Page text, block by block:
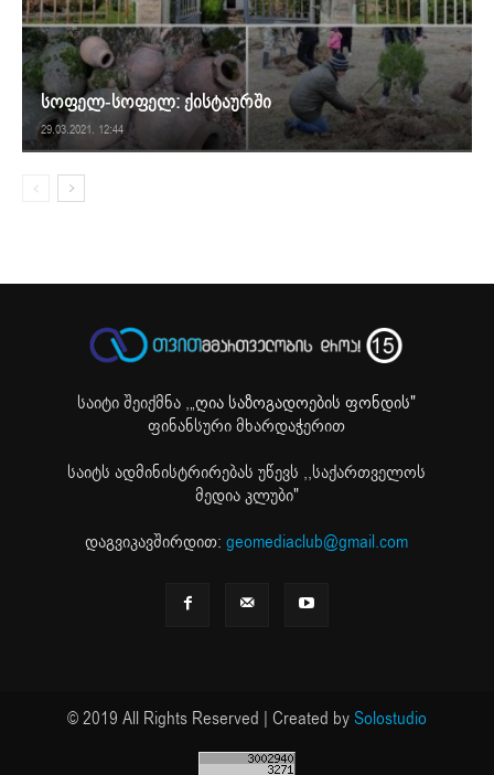
სოფელ-სოფელ: ქისტაურში
29.03.2021. 12:44
საიტი შეიქმნა ,„ღია საზოგადოების ფონდის"
ფინანსური მხარდაჭერით
საიტს ადმინისტრირებას უწევს ,,საქართველოს
მედია კლუბი"
დაგვიკავშირდით:geomediaclub@gmail.com
© 2019 All Rights Reserved | Created bySolostudio